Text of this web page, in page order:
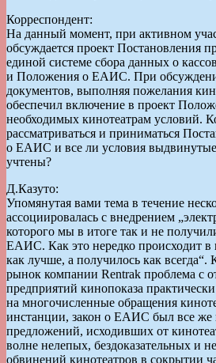
Корреспондент:
На данный момент, при активном
обсуждается проект Постановления
единой системе сбора данных о
и Положения о ЕАИС. При
документов, выполняя пожелания
обеспечил включение в проект
необходимых кинотеатрам условий.
рассматриваться и приниматься
о ЕАИС и все ли условия
учтены?
Д.Казуто:
Упомянутая вами тема в течение
ассоциировалась с внедрением
которого мы в итоге так и не
ЕАИС. Как это нередко происходит в
как лучше, а получилось как
рынок компании Rentrak проблема с
предприятий кинопоказа
на многочисленные обращения
инстанции, закон о ЕАИС был все же
предложений, исходивших от
волне нелепых, бездоказательных и
обвинений кинотеатров в сокрытии